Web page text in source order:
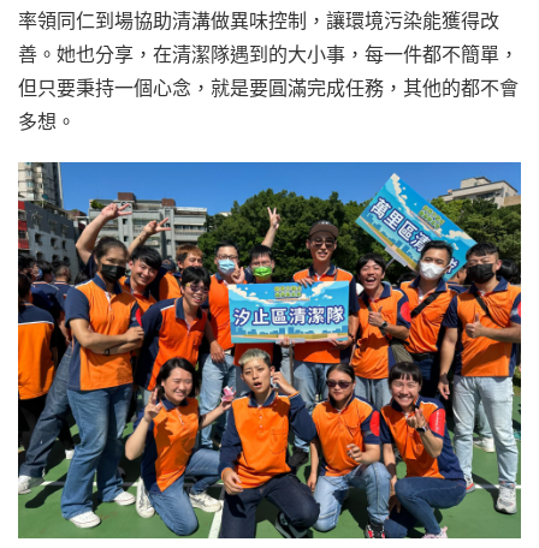
率領同仁到場協助清溝做異味控制，讓環境污染能獲得改
善。她也分享，在清潔隊遇到的大小事，每一件都不簡單，
但只要秉持一個心念，就是要圓滿完成任務，其他的都不會
多想。